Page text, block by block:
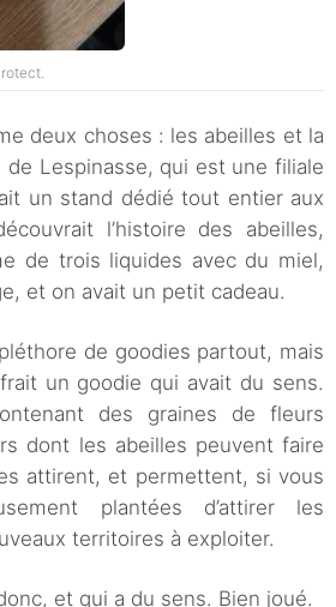
deux choses : les abeilles et la
de Lespinasse, qui est une filiale
un stand dédié tout entier aux
l’histoire des abeilles,
de trois liquides avec du miel,
et on avait un petit cadeau.
de goodies partout, mais
un goodie qui avait du sens.
des graines de fleurs
dont les abeilles peuvent faire
attirent, et permettent, si vous
plantées d’attirer les
territoires à exploiter.
et qui a du sens. Bien joué.